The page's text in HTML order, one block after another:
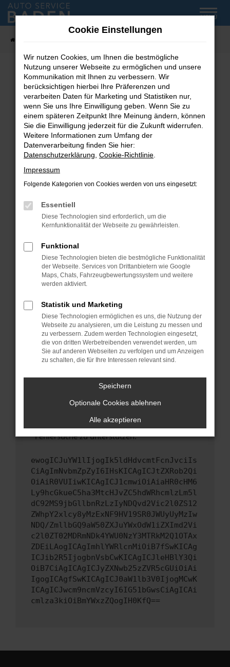
Zum
Hauptinhalt
MENÜ
Fehler: Network Error
Beim Laden ist ein Fehler aufgetreten.
Hier sind ein paar Tipps, die dir helfen können:
Überprüfe deine Firewall und deine
Internetverbindung.
Laden andere Webseiten, zum Beispiel deine
Suchmaschine?
Prüfe deine Browsererweiterungen.
können das Laden bestimmter Seiten
verhindern. Funktioniert die Seite in einem
Fenster?
Starte dein Gerät neu.
Das kann manchmal helfen, vorübergehende
Probleme zu beheben.
Betriebssystem auf dem neuesten Stand
sind.
Veraltete Software birgt nicht nur ein
Sicherheitsrisiko, sondern kann auch dazu
führen, dass bestimmte Funktionen nicht mehr
unterstützt werden.
Wende dich an den Webseitenbetreiber.
Wenn du alle oben genannten Schritte versucht
hast, kontaktiere uns bitte. Wir werden
uns diesen Text schicken, um uns bei der
Fehlersuche zu unterstützen:
ewogICJuYW1lIjogIk5ldHdvcmtFcnJvciIs
CiAgImNvbmZpZyI6IHsKICAgICJtZXRob2Qi
OiAiR0VUIiwKICAgICJ1cmwiOiAiaHR0cHM6
Ly9hcGkueC5ha3MtcHJvZC5hdWRhcmlzLm5l
dC92MS9jbGllbnRzLzIyNDQvd2Vic2l0ZS12
ZWhpY2xlcy8yMzExNF9HV19SR0JWUyUyMzIw
NDQ/ZmllbGQ9aW50ZXJuYWxOdW1iZXImd2Vi
c2l0ZT02MDRmNDk4YWU0NzY3MTRkM2Q1OTAx
ZDEiLAogICAgImhlYWRlcnMiOiB7fSwKICAg
ICJib2R5IjogbnVsbCwKICAgICJleHBlY3Qi
OiB7CiAgICAgICJyZXNwb25zZVR5cGUiOiAi
IgogICAgfSwKICAgICJ0aW1lb3V0IjogMCwK
ICAgICJwcm9ncmVzcyI6IG51bGwsCiAgICAi
cmlza3kiOiBmYWxzZQogIH0KfQ==
Cookie Einstellungen
Wir nutzen Cookies, um Ihnen die bestmögliche
Nutzung unserer Webseite zu ermöglichen und unsere
Kommunikation mit Ihnen zu verbessern. Wir
berücksichtigen hierbei Ihre Präferenzen und
verarbeiten Daten für Marketing und Statistiken nur,
wenn Sie uns Ihre Einwilligung geben. Wenn Sie zu
einem späteren Zeitpunkt Ihre Meinung ändern, können
Sie die Einwilligung jederzeit für die Zukunft widerrufen.
Weitere Informationen zum Umfang der
Datenverarbeitung finden Sie hier:
Datenschutzerklärung Cookie-Richtlinie
Impressum
Folgende Kategorien von Cookies werden von uns eingesetzt:
Essentiell
Diese Technologien sind erforderlich, um die
Kernfunktionalität der Webseite zu gewährleisten.
Funktional
Diese Technologien bieten die bestmögliche Funktionalität
der Webseite. Services von Drittanbietern wie Google
Maps, Chats, Fahrzeugbewertungssystem und weitere
werden aktiviert.
Statistik und Marketing
Diese Technologien ermöglichen es uns, die Nutzung der
Webseite zu analysieren, um die Leistung zu messen und
zu verbessern. Zudem werden Technologien eingesetzt,
die von dritten Werbetreibenden verwendet werden, um
Sie auf anderen Webseiten zu verfolgen und um Anzeigen
zu schalten, die für Ihre Interessen relevant sind.
Speichern
Optionale Cookies ablehnen
Alle akzeptieren